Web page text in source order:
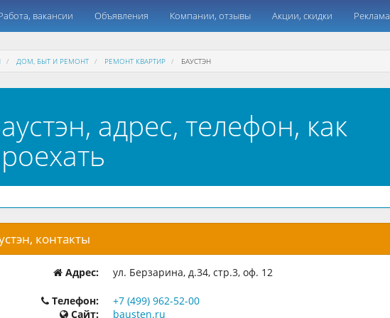
вакансии Объявления Компании, отзывы Акции, скидки Реклама
ДОМ, БЫТ И РЕМОНТ РЕМОНТ КВАРТИР БАУСТЭН
адрес, телефон, как
контакты
Адрес: ул. Берзарина, д.34, стр.3, оф. 12
Телефон:
+7 (499) 962-52-00
Сайт:
bausten.ru